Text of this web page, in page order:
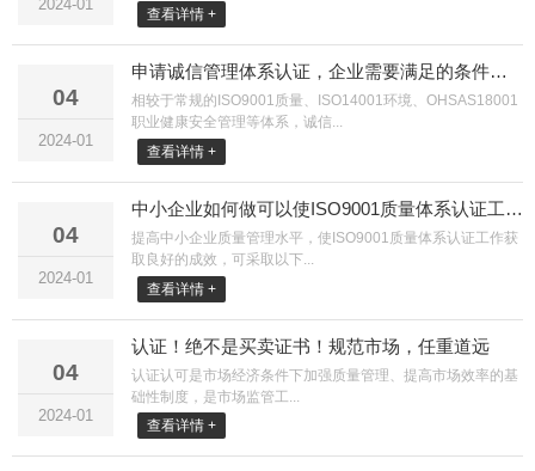
2024-01
查看详情 +
04
2024-01
申请诚信管理体系认证，企业需要满足的条件及认证流程是什么？
相较于常规的ISO9001质量、ISO14001环境、OHSAS18001
职业健康安全管理等体系，诚信...
查看详情 +
04
2024-01
中小企业如何做可以使ISO9001质量体系认证工作获取良好的成效？
提高中小企业质量管理水平，使ISO9001质量体系认证工作获
取良好的成效，可采取以下...
查看详情 +
04
2024-01
认证！绝不是买卖证书！规范市场，任重道远
认证认可是市场经济条件下加强质量管理、提高市场效率的基
础性制度，是市场监管工...
查看详情 +